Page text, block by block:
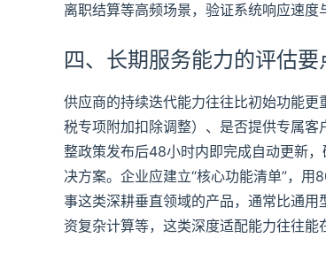
离职结算等高频场景，验证系统响应速度
四、长期服务能力的评估要
供应商的持续迭代能力往往比初始功能
税专项附加扣除调整）、是否提供专属
整政策发布后48小时内即完成自动更新，
决方案。企业应建立“核心功能清单”，
事这类深耕垂直领域的产品，通常比通
资复杂计算等，这类深度适配能力往往能